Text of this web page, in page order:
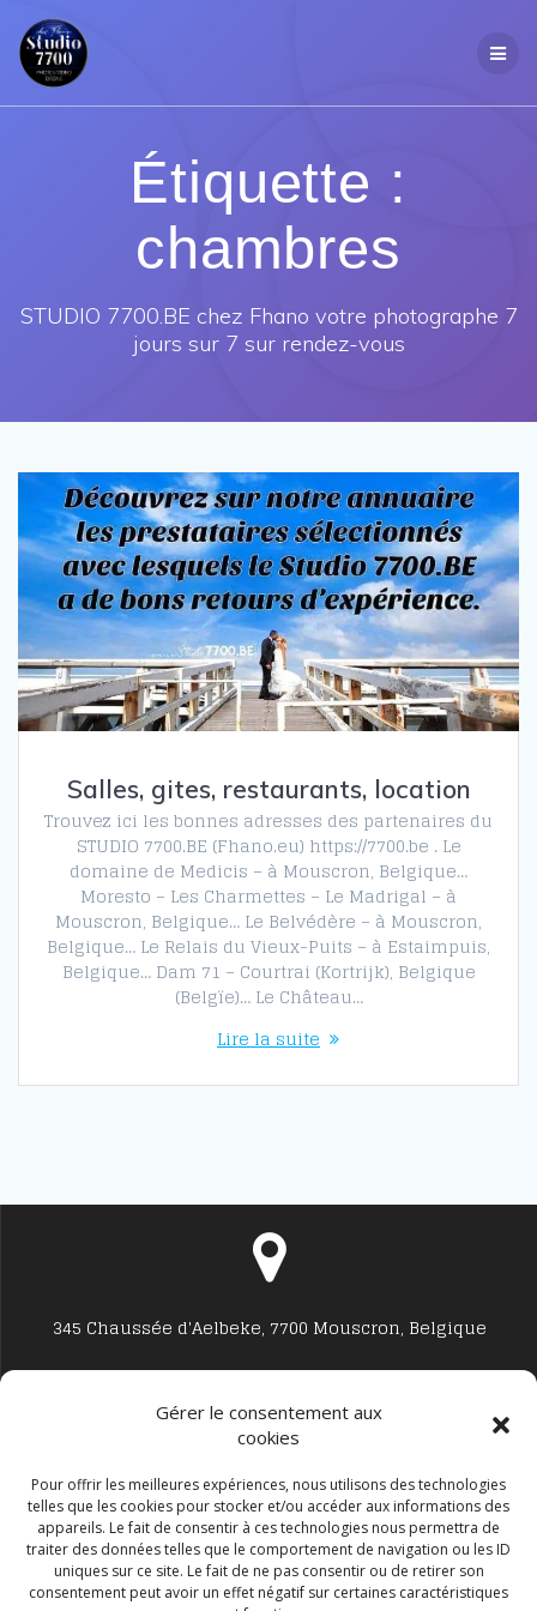
Gérer le consentement aux
cookies
Pour offrir les meilleures expériences, nous utilisons des technologies
telles que les cookies pour stocker et/ou accéder aux informations des
appareils. Le fait de consentir à ces technologies nous permettra de
traiter des données telles que le comportement de navigation ou les ID
uniques sur ce site. Le fait de ne pas consentir ou de retirer son
consentement peut avoir un effet négatif sur certaines caractéristiques
Étiquette :
chambres
STUDIO 7700.BE chez Fhano votre photographe 7
jours sur 7 sur rendez-vous
Salles, gites, restaurants, location
Trouvez ici les bonnes adresses des partenaires du
STUDIO 7700.BE (Fhano.eu) https://7700.be . Le
domaine de Medicis – à Mouscron, Belgique…
Moresto – Les Charmettes – Le Madrigal – à
Mouscron, Belgique… Le Belvédère – à Mouscron,
Belgique… Le Relais du Vieux-Puits – à Estaimpuis,
Belgique… Dam 71 – Courtrai (Kortrijk), Belgique
(Belgïe)… Le Château…
Lire la suite
345 Chaussée d'Aelbeke, 7700 Mouscron, Belgique
Studio7700@live.be